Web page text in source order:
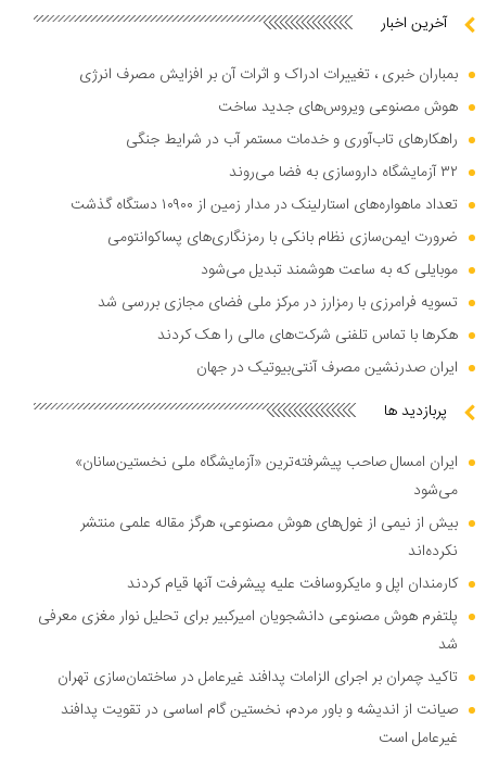
آخرین اخبار
بمباران خبری ، تغییرات ادراک و اثرات آن بر افزایش مصرف انرژی
هوش مصنوعی ویروس‌های جدید ساخت
راهکار‌های تاب‌آوری و خدمات مستمر آب در شرایط جنگی
۳۲ آزمایشگاه داروسازی به فضا می‌روند
تعداد ماهواره‌های استارلینک در مدار زمین از ۱۰۹۰۰ دستگاه گذشت
ضرورت ایمن‌سازی نظام بانکی با رمزنگاری‌های پساکوانتومی
موبایلی که به ساعت هوشمند تبدیل می‌شود
تسویه فرامرزی با رمزارز در مرکز ملی فضای مجازی بررسی شد
هکر‌ها با تماس تلفنی شرکت‌های مالی را هک کردند
ایران صدرنشین مصرف آنتی‌بیوتیک در جهان
پربازدید ها
ایران امسال صاحب پیشرفته‌ترین «آزمایشگاه ملی نخستین‌سانان»
می‌شود
بیش از نیمی از غول‌های هوش مصنوعی، هرگز مقاله علمی منتشر
نکرده‌اند
کارمندان اپل و مایکروسافت علیه پیشرفت آنها قیام کردند
پلتفرم هوش مصنوعی دانشجویان امیرکبیر برای تحلیل نوار مغزی معرفی
شد
تاکید چمران بر اجرای الزامات پدافند غیرعامل در ساختمان‌سازی تهران
صیانت از اندیشه و باور مردم، نخستین گام اساسی در تقویت پدافند
غیرعامل است